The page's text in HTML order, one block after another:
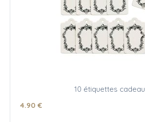
10 étiquettes cadeau
4.90 €